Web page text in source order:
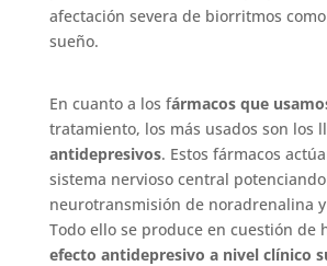
afectación severa de biorritmos
sueño.
En cuanto a los fármacos que
tratamiento, los más usados son los
antidepresivos. Estos fármacos
sistema nervioso central
neurotransmisión de noradrenalina
Todo ello se produce en cuestión de
efecto antidepresivo a nivel clínico